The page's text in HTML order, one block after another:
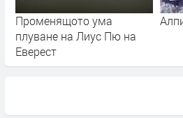
Променящото ума
плуване на Лиус Пю на
Еверест